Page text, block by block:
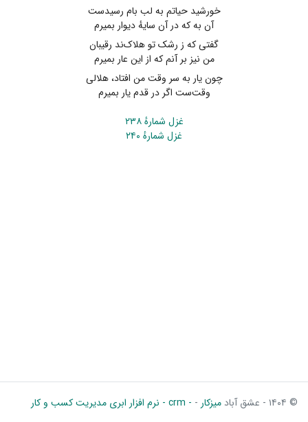
خورشید حیاتم به لب بام رسیدست
آن به که در آن سایهٔ دیوار بمیرم
گفتی که ز رشک تو هلاک‌ند رقیبان
من نیز بر آنم که از این عار بمیرم
چون یار به سر وقت من افتاد، هلالی
وقت‌ست اگر در قدم یار بمیرم
غزل شمارهٔ ۲۳۸
غزل شمارهٔ ۲۴۰
© ۱۴۰۴ - عشق آباد میزکار - - crm - نرم افزار ابری مدیریت کسب و کار